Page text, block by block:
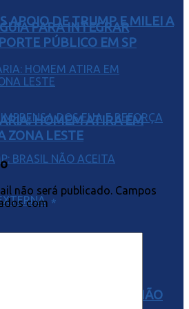
APOIO DE TRUMP E MILEI A
A TRUMP: BRASIL NÃO
PARA INTEGRAR
PÚBLICO EM SP
HOMEM ATIRA EM
ZONA LESTE
não será publicado. Campos
com *